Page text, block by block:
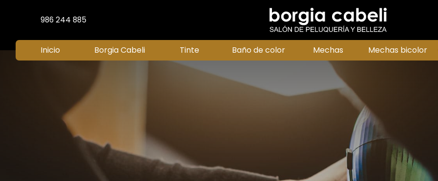
986 244 885
Inicio Borgia Cabeli Tinte Baño de color Mechas Mechas bicolor